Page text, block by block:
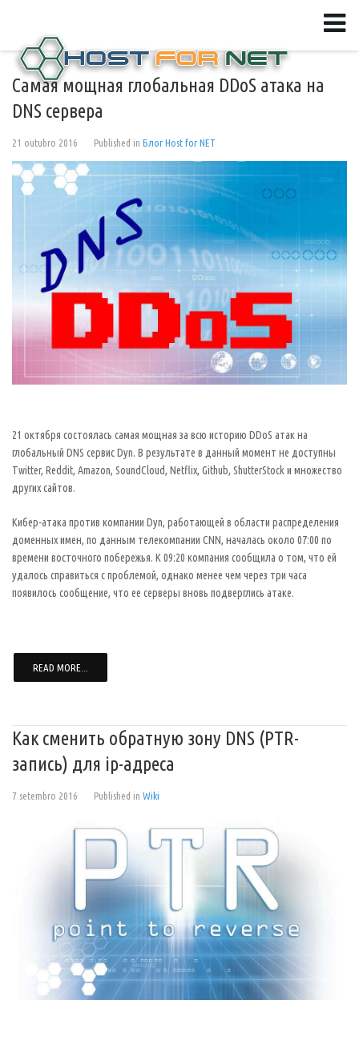
Cамая мощная глобальная DDoS атака на
DNS сервера
21 outubro 2016 Published in Блог Host for NET
21 октября состоялась самая мощная за всю историю DDoS атак на
глобальный DNS сервис Dyn. В результате в данный момент не доступны
Twitter, Reddit, Amazon, SoundCloud, Netflix, Github, ShutterStock и множество
других сайтов.
Кибер-атака против компании Dyn, работающей в области распределения
доменных имен, по данным телекомпании CNN, началась около 07:00 по
времени восточного побережья. К 09:20 компания сообщила о том, что ей
удалось справиться с проблемой, однако менее чем через три часа
появилось сообщение, что ее серверы вновь подверглись атаке.
READ MORE...
Как сменить обратную зону DNS (PTR-
запись) для ip-адреса
7 setembro 2016 Published in Wiki